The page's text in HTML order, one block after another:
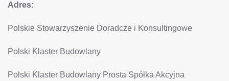
Adres:
Polskie Stowarzyszenie Doradcze i Konsultingowe
Polski Klaster Budowlany
Polski Klaster Budowlany Prosta Spółka Akcyjna